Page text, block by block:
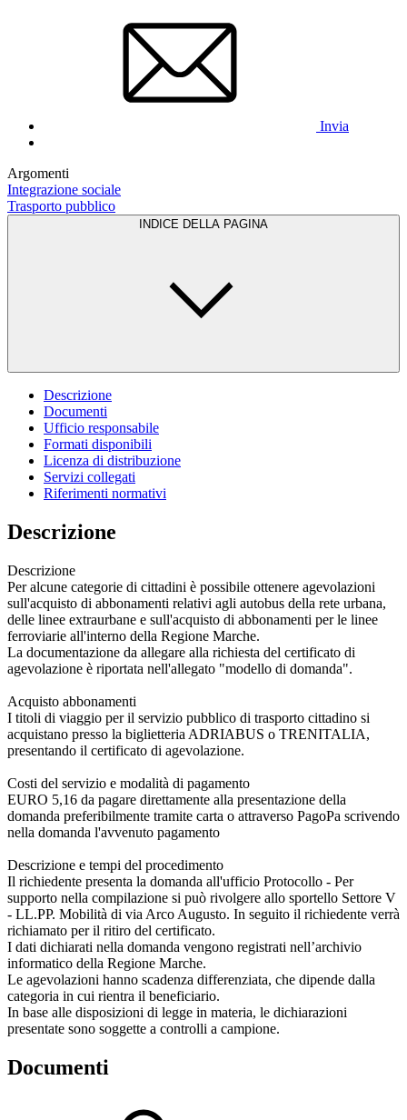
Invia
Argomenti
Integrazione sociale
Trasporto pubblico
INDICE DELLA PAGINA
Descrizione
Documenti
Ufficio responsabile
Formati disponibili
Licenza di distribuzione
Servizi collegati
Riferimenti normativi
Descrizione
Descrizione
Per alcune categorie di cittadini è possibile ottenere agevolazioni
sull'acquisto di abbonamenti relativi agli autobus della rete urbana,
delle linee extraurbane e sull'acquisto di abbonamenti per le linee
ferroviarie all'interno della Regione Marche.
La documentazione da allegare alla richiesta del certificato di
agevolazione è riportata nell'allegato "modello di domanda".
Acquisto abbonamenti
I titoli di viaggio per il servizio pubblico di trasporto cittadino si
acquistano presso la biglietteria ADRIABUS o TRENITALIA,
presentando il certificato di agevolazione.
Costi del servizio e modalità di pagamento
EURO 5,16 da pagare direttamente alla presentazione della
domanda preferibilmente tramite carta o attraverso PagoPa scrivendo
nella domanda l'avvenuto pagamento
Descrizione e tempi del procedimento
Il richiedente presenta la domanda all'ufficio Protocollo - Per
supporto nella compilazione si può rivolgere allo sportello Settore V
- LL.PP. Mobilità di via Arco Augusto. In seguito il richiedente verrà
richiamato per il ritiro del certificato.
I dati dichiarati nella domanda vengono registrati nell’archivio
informatico della Regione Marche.
Le agevolazioni hanno scadenza differenziata, che dipende dalla
categoria in cui rientra il beneficiario.
In base alle disposizioni di legge in materia, le dichiarazioni
presentate sono soggette a controlli a campione.
Documenti